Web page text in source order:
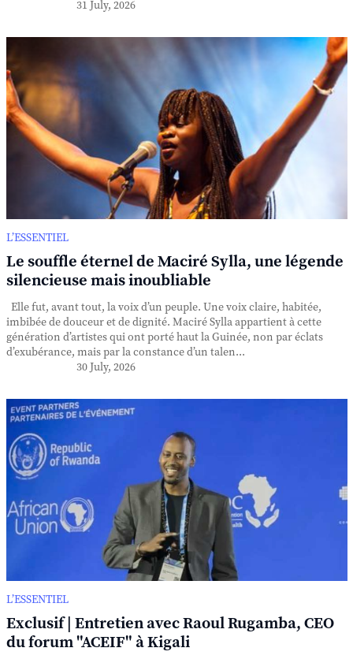
31 July, 2026
L’ESSENTIEL
Le souffle éternel de Maciré Sylla, une légende
silencieuse mais inoubliable
Elle fut, avant tout, la voix d’un peuple. Une voix claire, habitée,
imbibée de douceur et de dignité. Maciré Sylla appartient à cette
génération d’artistes qui ont porté haut la Guinée, non par éclats
d’exubérance, mais par la constance d’un talen...
30 July, 2026
L’ESSENTIEL
Exclusif | Entretien avec Raoul Rugamba, CEO
du forum "ACEIF" à Kigali